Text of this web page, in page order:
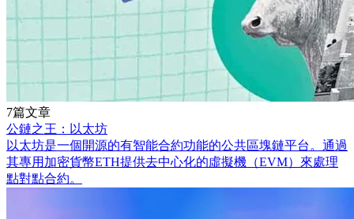
7篇文章
公鏈之王：以太坊
以太坊是一個開源的有智能合約功能的公共區塊鏈平台。通過
其專用加密貨幣ETH提供去中心化的虛擬機（EVM）來處理
點對點合約。